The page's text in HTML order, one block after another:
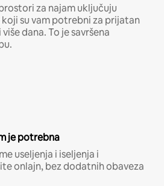
za najam uključuju
koji su vam potrebni za prijatan
dana. To je savršena
je potrebna
useljenja i iseljenja i
onlajn, bez dodatnih obaveza